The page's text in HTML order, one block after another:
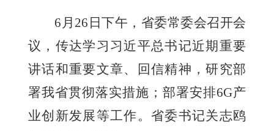
6月26日下午，省委常委会召开会
议，传达学习习近平总书记近期重要
讲话和重要文章、回信精神，研究部
署我省贯彻落实措施；部署安排6G产
业创新发展等工作。省委书记关志鸥